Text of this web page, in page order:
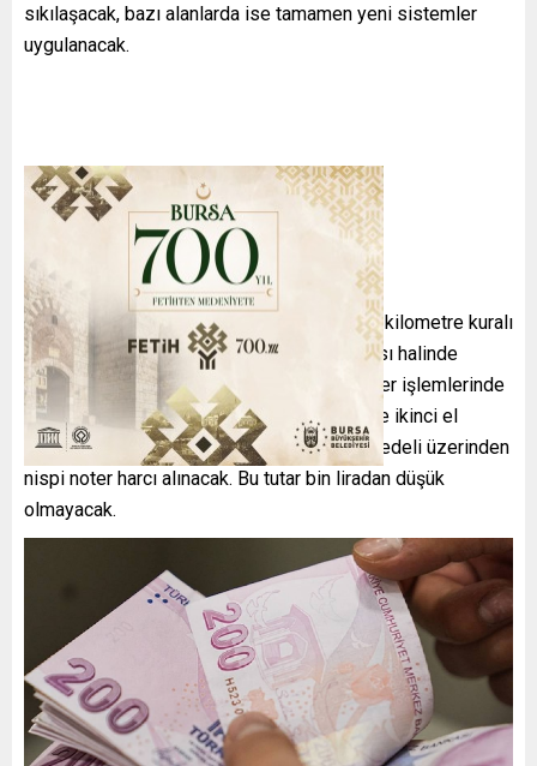
sıkılaşacak, bazı alanlarda ise tamamen yeni sistemler
uygulanacak.
ARAÇ ALIM SATIMINDA YENİ DÖNEM
İkinci el araç satışında uygulanan 6 ay 6 bin kilometre kuralı
ile ilan kısıtlaması, uzatma kararı alınmaması halinde
yılbaşında sona erecek. Bunun yanı sıra noter işlemlerinde
yeni bir harç uygulaması başlayacak. Sıfır ve ikinci el
araçların satış ve devir işlemlerinde satış bedeli üzerinden
nispi noter harcı alınacak. Bu tutar bin liradan düşük
olmayacak.